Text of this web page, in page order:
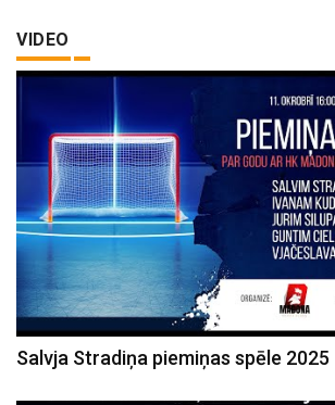
VIDEO
Salvja Stradiņa piemiņas spēle 2025